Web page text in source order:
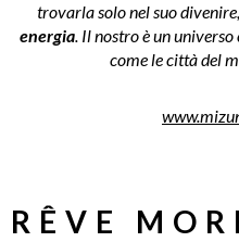
trovarla solo nel suo
energia. Il nostro è un
come le città del
RÊVE